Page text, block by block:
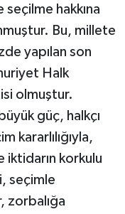
seçilme hakkına
Bu, millete
yapılan son
Halk
olmuştur.
güç, halkçı
kararlılığıyla,
korkulu
seçimle
zorbalığa